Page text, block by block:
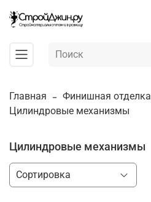
Главная Финишная отделка
Цилиндровые механизмы
Цилиндровые механизмы